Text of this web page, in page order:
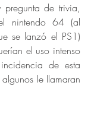
de trivia,
nintendo 64 (al
se lanzó el PS1)
el uso intenso
de esta
le llamaran